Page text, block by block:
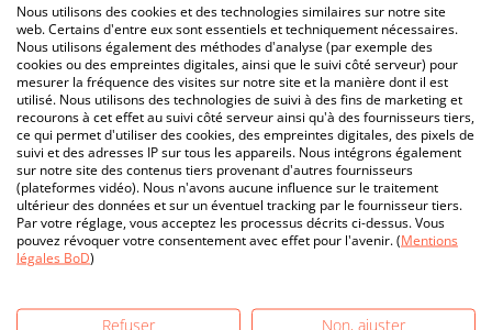
Nous utilisons des cookies et des technologies similaires sur notre site
web. Certains d'entre eux sont essentiels et techniquement nécessaires.
Nous utilisons également des méthodes d'analyse (par exemple des
cookies ou des empreintes digitales, ainsi que le suivi côté serveur) pour
mesurer la fréquence des visites sur notre site et la manière dont il est
utilisé. Nous utilisons des technologies de suivi à des fins de marketing et
recourons à cet effet au suivi côté serveur ainsi qu'à des fournisseurs tiers,
ce qui permet d'utiliser des cookies, des empreintes digitales, des pixels de
suivi et des adresses IP sur tous les appareils. Nous intégrons également
sur notre site des contenus tiers provenant d'autres fournisseurs
(plateformes vidéo). Nous n'avons aucune influence sur le traitement
ultérieur des données et sur un éventuel tracking par le fournisseur tiers.
Par votre réglage, vous acceptez les processus décrits ci-dessus. Vous
pouvez révoquer votre consentement avec effet pour l'avenir. (Mentions
légales BoD)
Refuser
Non, ajuster